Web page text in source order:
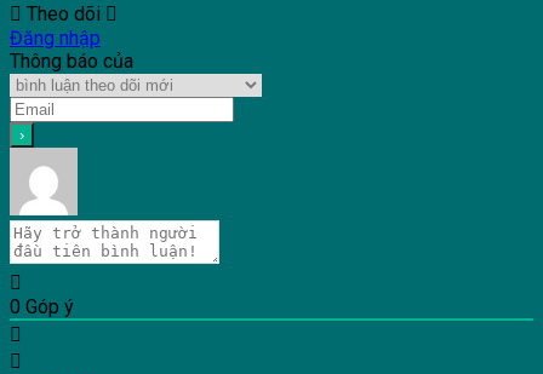
Theo dõi
Đăng nhập
Thông báo của
0 Góp ý